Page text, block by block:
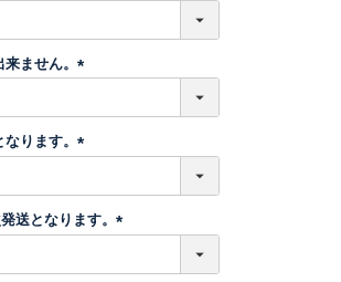
ません。
)
ります。
須
)
送となります。